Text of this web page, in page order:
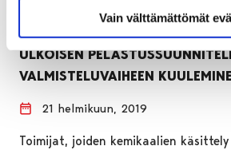
Vain välttämättömät
ULKOISEN
VALMISTELUVAIHEEN
21 helmikuun, 2019
Toimijat, joiden kemikaalien